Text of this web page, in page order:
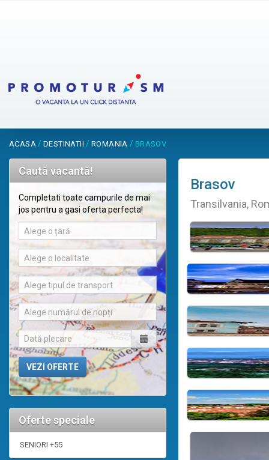
ACASA / DESTINATII / ROMANIA / BRASOV
Caută vacantă!
Completati toate campurile de mai
jos pentru a gasi oferta perfecta!
Alege o țară
Alege o localitate
Alege tipul de transport
Alege numărul de nopți
Oferte speciale
SENIORI +55
Brasov
Transilvania,